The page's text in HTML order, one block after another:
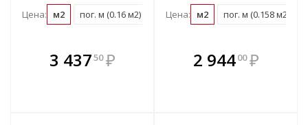
Цена: м2 пог. м (0.16 м2) шт (0.62 м2)
3 43750 ₽
В комплекте
всегда выгоднее!
Цена: м2 пог. м (0.158 м2)
В комплекте
всегда выгоднее!
2 94400 ₽